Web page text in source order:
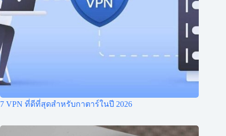
7 VPN ที่ดีที่สุดสำหรับกาตาร์ในปี 2026